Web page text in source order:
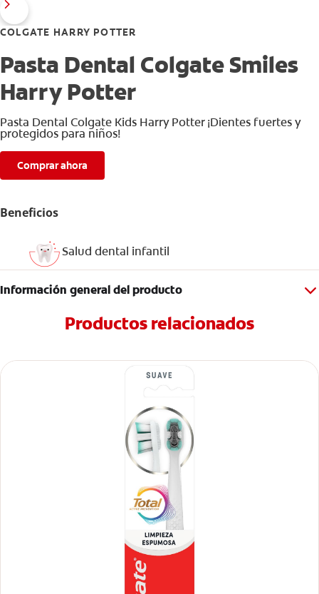
COLGATE HARRY POTTER
Pasta Dental Colgate Smiles
Harry Potter
Pasta Dental Colgate Kids Harry Potter ¡Dientes fuertes y
protegidos para niños!
Comprar ahora
Beneficios
Salud dental infantil
Información general del producto
Productos relacionados